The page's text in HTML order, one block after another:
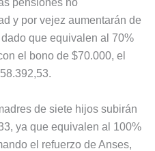
pensiones no
y por vejez aumentarán de
que equivalen al 70%
el bono de $70.000, el
de siete hijos subirán
ya que equivalen al 100%
el refuerzo de Anses,